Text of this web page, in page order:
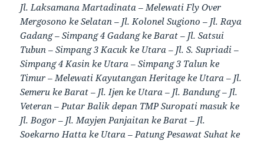
Jl. Laksamana Martadinata – Melewati Fly Over
Mergosono ke Selatan – Jl. Kolonel Sugiono – Jl. Raya
Gadang – Simpang 4 Gadang ke Barat – Jl. Satsui
Tubun – Simpang 3 Kacuk ke Utara – Jl. S. Supriadi –
Simpang 4 Kasin ke Utara – Simpang 3 Talun ke
Timur – Melewati Kayutangan Heritage ke Utara – Jl.
Semeru ke Barat – Jl. Ijen ke Utara – Jl. Bandung – Jl.
Veteran – Putar Balik depan TMP Suropati masuk ke
Jl. Bogor – Jl. Mayjen Panjaitan ke Barat – Jl.
Soekarno Hatta ke Utara – Patung Pesawat Suhat ke